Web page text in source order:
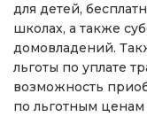
для детей,
школах, а также
домовладений.
льготы по уплате
возможность
по льготным